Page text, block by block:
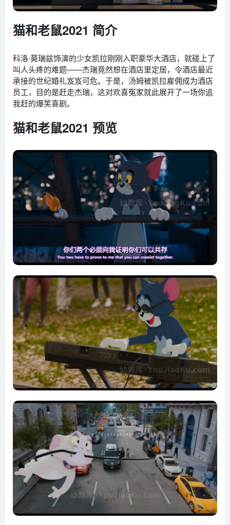
猫和老鼠2021 简介
科洛·莫瑞兹饰演的少女凯拉刚刚入职豪华大酒店，就碰上了
叫人头疼的难题——杰瑞竟然想在酒店里定居，令酒店最近
承接的世纪婚礼岌岌可危。于是，汤姆被凯拉雇佣成为酒店
员工，目的是赶走杰瑞，这对欢喜冤家就此展开了一场你追
我赶的爆笑喜剧。
猫和老鼠2021 预览